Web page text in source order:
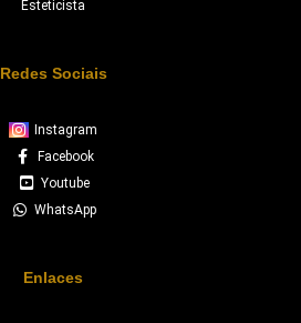
Esteticista
Redes Sociais
Instagram
Facebook
Youtube
WhatsApp
Enlaces